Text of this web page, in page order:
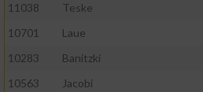
11038
Teske
10701
Laue
10283
Banitzki
10563
Jacobi